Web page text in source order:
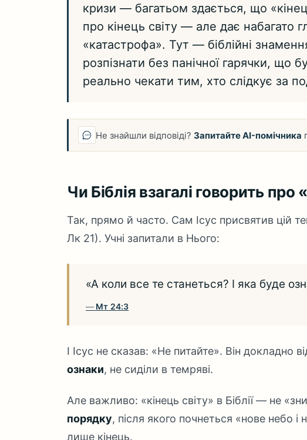
кризи — багатьом здається, що
про кінець світу — але дає набагато
«катастрофа». Тут — біблійні
розпізнати без панічної гарячки, що
реально чекати тим, хто слідкує за
Не знайшли відповіді? Запитайте AI-помічника
Чи Біблія взагалі говорить про
Так, прямо й часто. Сам Ісус присвятив цій
Лк 21). Учні запитали в Нього:
«А коли все те станеться? І яка буде
Мт 24:3
І Ісус не сказав: «Не питайте». Він докладно
ознаки, не сиділи в темряві.
Але важливо: «кінець світу» в Біблії — не
порядку, після якого почнеться «нове небо
лише кінець.